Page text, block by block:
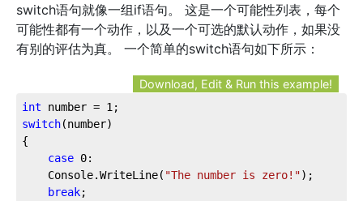
switch语句就像一组if语句。 这是一个可能性列表，每个
可能性都有一个动作，以及一个可选的默认动作，如果没
有别的评估为真。 一个简单的switch语句如下所示：
Download, Edit & Run this example!
int number = 1 ;
switch(number)
{
case 0:
    Console.WriteLine(
"The number is zero!");
break;